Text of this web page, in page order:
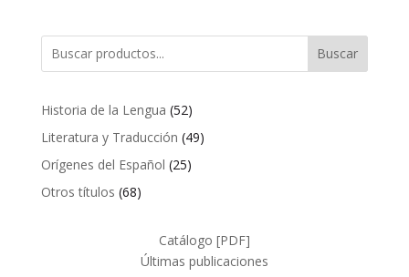
Buscar
Historia de la Lengua 5252
productos
Literatura y Traducción 4949
Orígenes del Español 2525
Otros títulos 6868
Catálogo [PDF]
Últimas publicaciones